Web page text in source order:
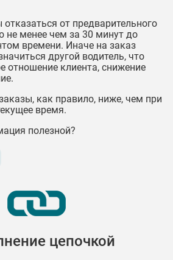
от предварительного
не менее чем за 30 минут до
времени. Иначе на заказ
другой водитель, что
отношение клиента, снижение
как правило, ниже, чем при
время.
полезной?
цепочкой